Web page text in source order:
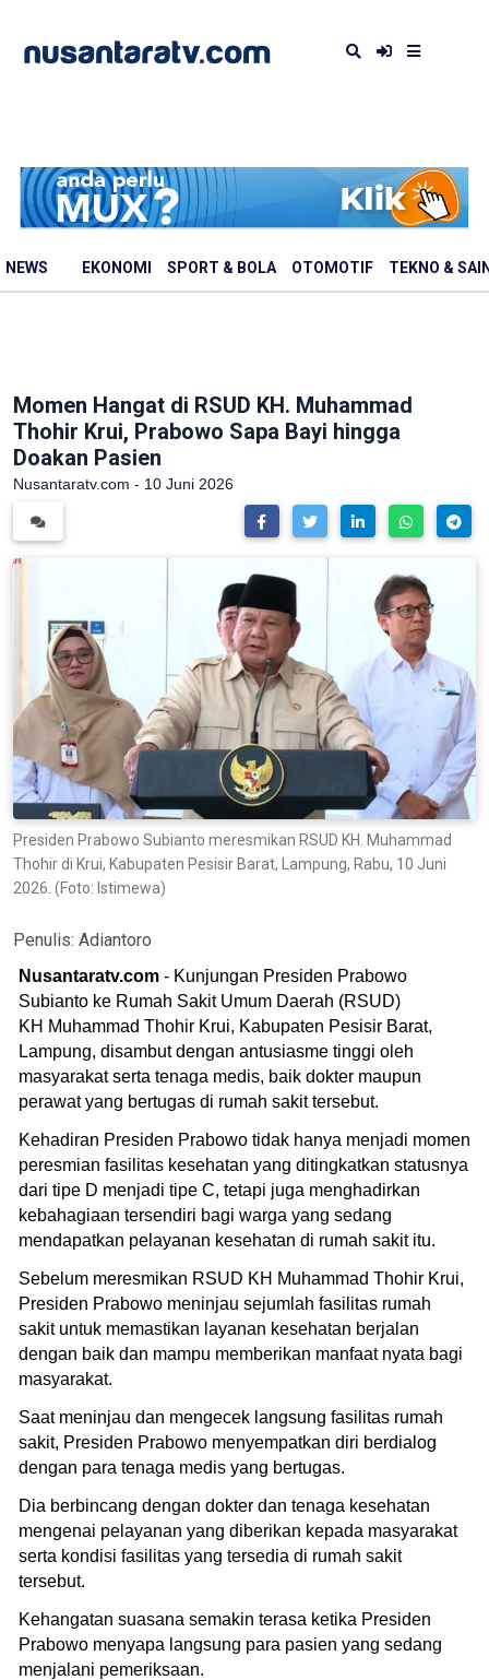
NEWS EKONOMI SPORT & BOLA OTOMOTIF TEKNO &
Momen Hangat di RSUD KH. Muhammad
Thohir Krui, Prabowo Sapa Bayi hingga
Doakan Pasien
Nusantaratv.com - 10 Juni 2026
Presiden Prabowo Subianto meresmikan RSUD KH. Muhammad
Thohir di Krui, Kabupaten Pesisir Barat, Lampung, Rabu, 10 Juni
2026. (Foto: Istimewa)
Penulis: Adiantoro
Nusantaratv.com - Kunjungan Presiden Prabowo
Subianto ke Rumah Sakit Umum Daerah (RSUD)
KH Muhammad Thohir Krui, Kabupaten Pesisir Barat,
Lampung, disambut dengan antusiasme tinggi oleh
masyarakat serta tenaga medis, baik dokter maupun
perawat yang bertugas di rumah sakit tersebut.
Kehadiran Presiden Prabowo tidak hanya menjadi momen
peresmian fasilitas kesehatan yang ditingkatkan statusnya
dari tipe D menjadi tipe C, tetapi juga menghadirkan
kebahagiaan tersendiri bagi warga yang sedang
mendapatkan pelayanan kesehatan di rumah sakit itu.
Sebelum meresmikan RSUD KH Muhammad Thohir Krui,
Presiden Prabowo meninjau sejumlah fasilitas rumah
sakit untuk memastikan layanan kesehatan berjalan
dengan baik dan mampu memberikan manfaat nyata bagi
masyarakat.
Saat meninjau dan mengecek langsung fasilitas rumah
sakit, Presiden Prabowo menyempatkan diri berdialog
dengan para tenaga medis yang bertugas.
Dia berbincang dengan dokter dan tenaga kesehatan
mengenai pelayanan yang diberikan kepada masyarakat
serta kondisi fasilitas yang tersedia di rumah sakit
tersebut.
Kehangatan suasana semakin terasa ketika Presiden
Prabowo menyapa langsung para pasien yang sedang
menjalani pemeriksaan.